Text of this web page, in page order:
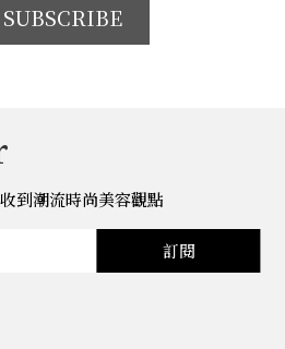
到潮流時尚美容觀點
訂閱